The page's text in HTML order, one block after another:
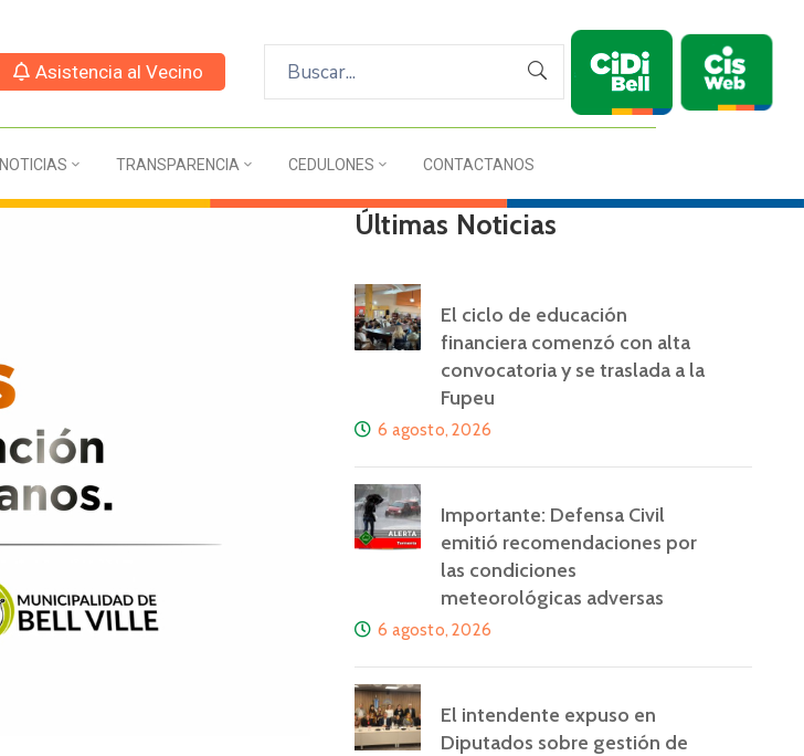
Asistencia al Vecino
NOTICIAS TRANSPARENCIA CEDULONES CONTACTANOS
Últimas Noticias
El ciclo de educación
financiera comenzó con alta
convocatoria y se traslada a la
Fupeu
6 agosto, 2026
Importante: Defensa Civil
emitió recomendaciones por
las condiciones
meteorológicas adversas
6 agosto, 2026
El intendente expuso en
Diputados sobre gestión de